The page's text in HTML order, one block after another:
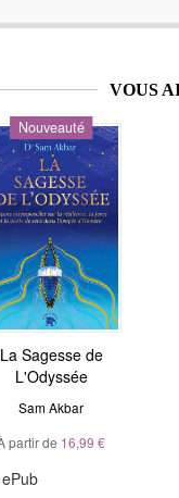
VOUS
Nouveauté
La Sagesse de
L'Odyssée
Sam Akbar
partir de 16,99 €
Astrologie de l'âme
Gorse,Christian Maillé
ePub